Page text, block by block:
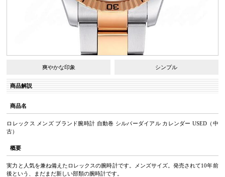
爽やかな印象 シンプル
商品解説
商品名
ロレックス メンズ ブランド腕時計 自動巻 シルバーダイアル カレンダー USED（中
古）
概要
実力と人気を兼ね備えたロレックスの腕時計です。メンズサイズ。発売されて10年前
後という、まだまだ新しい部類の腕時計です。